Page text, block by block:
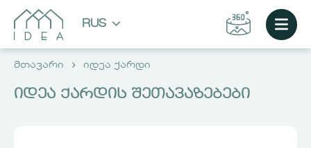
RUS
მთავარი იდეა ქარდი
ᲘᲓᲔᲐ ᲥᲐᲠᲓᲘᲡ ᲨᲔᲗᲐᲕᲐᲖᲔᲑᲔᲑᲘ